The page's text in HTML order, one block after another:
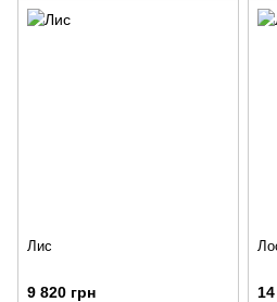
Лис
9 820 грн